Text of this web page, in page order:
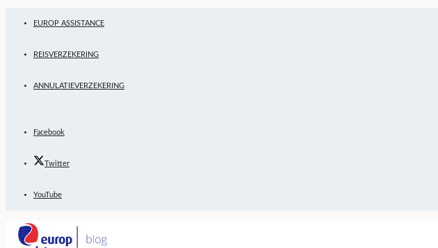
EUROP ASSISTANCE
REISVERZEKERING
ANNULATIEVERZEKERING
Facebook
Twitter
YouTube